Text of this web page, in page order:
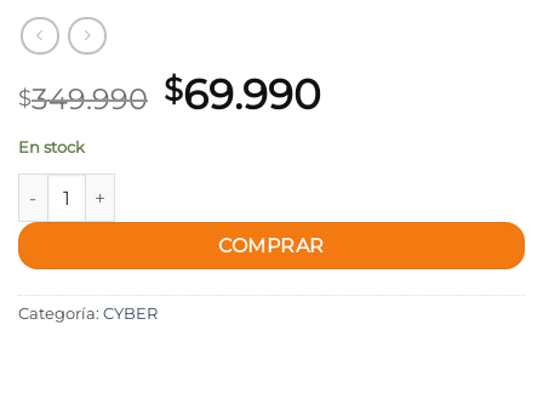
$349.990 El
precio
$69.990El
En stock
Full Body Cyber – 6 Sesiones cantidad
COMPRAR
Categoría: CYBER